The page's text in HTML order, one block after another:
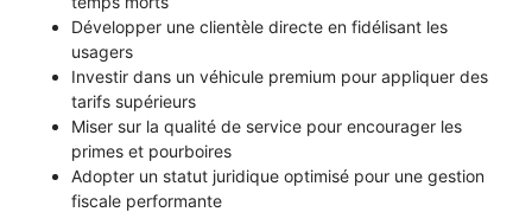
Développer une clientèle directe en fidélisant les
usagers
Investir dans un véhicule premium pour appliquer des
tarifs supérieurs
Miser sur la qualité de service pour encourager les
primes et pourboires
Adopter un statut juridique optimisé pour une gestion
fiscale performante